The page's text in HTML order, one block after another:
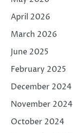
April 2026
March 2026
June 2025
February 2025
December 2024
November 2024
October 2024